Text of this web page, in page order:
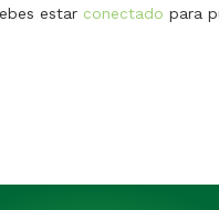
estar conectado para